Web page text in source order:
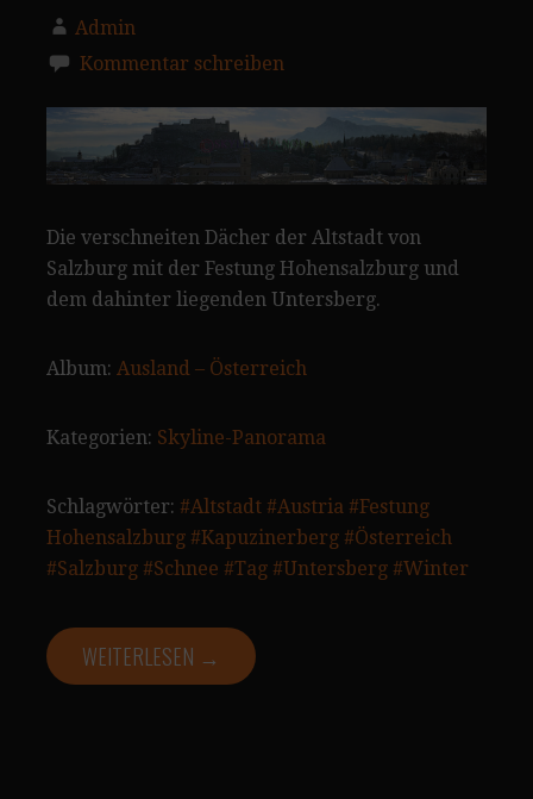
Admin
Kommentar schreiben
Die verschneiten Dächer der Altstadt von
Salzburg mit der Festung Hohensalzburg und
dem dahinter liegenden Untersberg.
Album: Ausland – Österreich
Kategorien: Skyline-Panorama
Schlagwörter: #Altstadt #Austria #Festung
Hohensalzburg #Kapuzinerberg #Österreich
#Salzburg #Schnee #Tag #Untersberg #Winter
WEITERLESEN →